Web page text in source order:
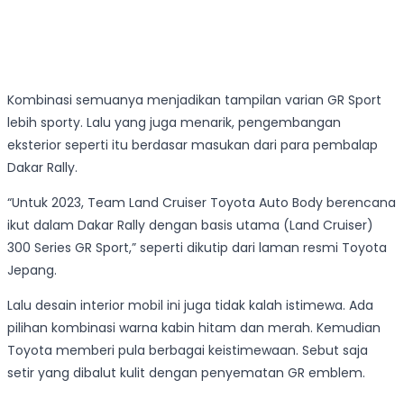
Kombinasi semuanya menjadikan tampilan varian GR Sport
lebih sporty. Lalu yang juga menarik, pengembangan
eksterior seperti itu berdasar masukan dari para pembalap
Dakar Rally.
“Untuk 2023, Team Land Cruiser Toyota Auto Body berencana
ikut dalam Dakar Rally dengan basis utama (Land Cruiser)
300 Series GR Sport,” seperti dikutip dari laman resmi Toyota
Jepang.
Lalu desain interior mobil ini juga tidak kalah istimewa. Ada
pilihan kombinasi warna kabin hitam dan merah. Kemudian
Toyota memberi pula berbagai keistimewaan. Sebut saja
setir yang dibalut kulit dengan penyematan GR emblem.